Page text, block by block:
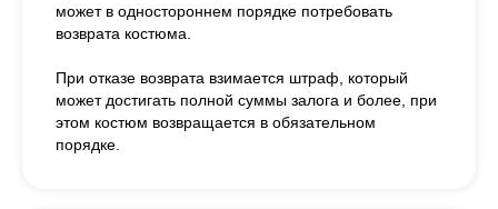
может в одностороннем порядке потребовать
возврата костюма.
При отказе возврата взимается штраф, который
может достигать полной суммы залога и более, при
этом костюм возвращается в обязательном
порядке.